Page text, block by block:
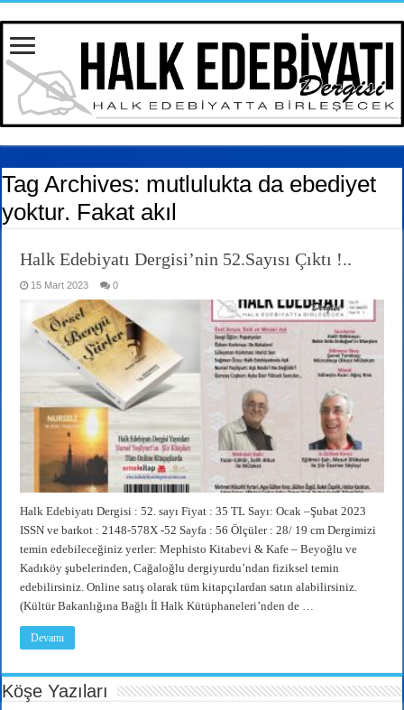
Tag Archives: mutlulukta da ebediyet
yoktur. Fakat akıl
Halk Edebiyatı Dergisi’nin 52.Sayısı Çıktı !..
15 Mart 2023 0
Halk Edebiyatı Dergisi : 52. sayı Fiyat : 35 TL Sayı: Ocak –Şubat 2023
ISSN ve barkot : 2148-578X -52 Sayfa : 56 Ölçüler : 28/ 19 cm Dergimizi
temin edebileceğiniz yerler: Mephisto Kitabevi & Kafe – Beyoğlu ve
Kadıköy şubelerinden, Cağaloğlu dergiyurdu’ndan fiziksel temin
edebilirsiniz. Online satış olarak tüm kitapçılardan satın alabilirsiniz.
(Kültür Bakanlığına Bağlı İl Halk Kütüphaneleri’nden de …
Devamı
Köşe Yazıları